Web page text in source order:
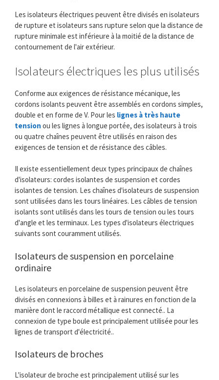
Les isolateurs électriques peuvent être divisés en isolateurs
de rupture et isolateurs sans rupture selon que la distance de
rupture minimale est inférieure à la moitié de la distance de
contournement de l'air extérieur.
Isolateurs électriques les plus utilisés
Conforme aux exigences de résistance mécanique, les
cordons isolants peuvent être assemblés en cordons simples,
double et en forme de V. Pour les lignes à très haute
tension ou les lignes à longue portée, des isolateurs à trois
ou quatre chaînes peuvent être utilisés en raison des
exigences de tension et de résistance des câbles.
Il existe essentiellement deux types principaux de chaînes
d'isolateurs: cordes isolantes de suspension et cordes
isolantes de tension. Les chaînes d'isolateurs de suspension
sont utilisées dans les tours linéaires. Les câbles de tension
isolants sont utilisés dans les tours de tension ou les tours
d'angle et les terminaux. Les types d'isolateurs électriques
suivants sont couramment utilisés.
Isolateurs de suspension en porcelaine
ordinaire
Les isolateurs en porcelaine de suspension peuvent être
divisés en connexions à billes et à rainures en fonction de la
manière dont le raccord métallique est connecté.. La
connexion de type boule est principalement utilisée pour les
lignes de transport d'électricité..
Isolateurs de broches
L'isolateur de broche est principalement utilisé sur les